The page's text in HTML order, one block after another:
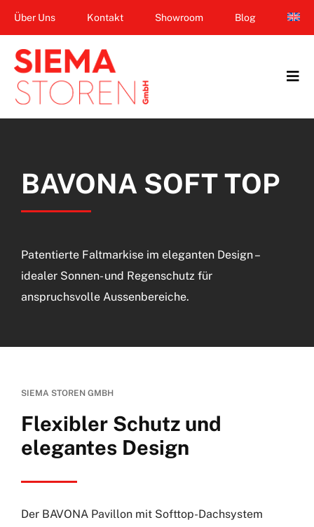
Zum
springen
Über Uns Kontakt Showroom Blog
Fenster
Smart Home
BAVONA SOFT TOP
Patentierte Faltmarkise im eleganten Design –
idealer Sonnen- und Regenschutz für
anspruchsvolle Aussenbereiche.
SIEMA STOREN GMBH
Flexibler Schutz und
elegantes Design
Der BAVONA Pavillon mit Softtop-Dachsystem